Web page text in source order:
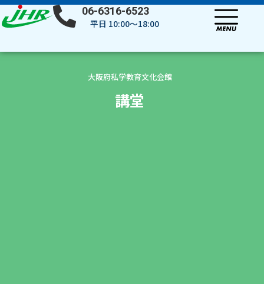
内
容
キ
06-6316-6523
平日 10:00～18:00
大阪府私学教育文化会館
講堂